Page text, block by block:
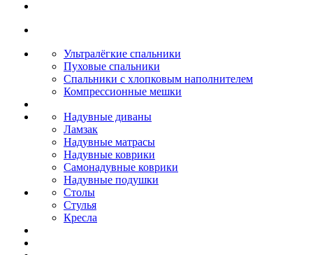
Ультралёгкие спальники
Пуховые спальники
Спальники с хлопковым наполнителем
Компрессионные мешки
Надувные диваны
Ламзак
Надувные матрасы
Надувные коврики
Самонадувные коврики
Надувные подушки
Столы
Стулья
Кресла